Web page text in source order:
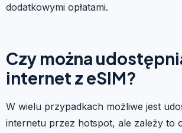
dodatkowymi opłatami.
Czy można
internet z eSIM?
W wielu przypadkach możliwe jest
internetu przez hotspot, ale zależy to